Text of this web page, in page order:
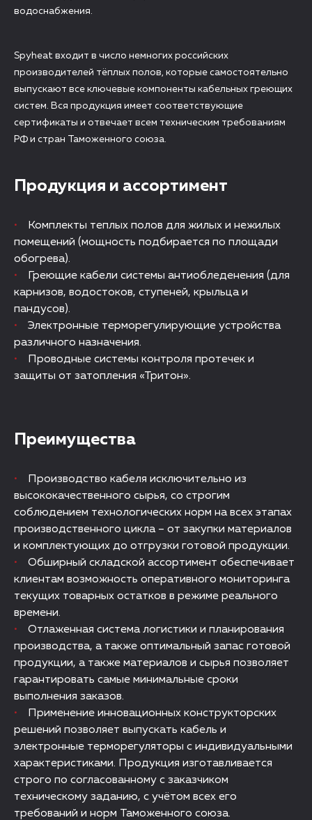
водоснабжения.
Spyheat входит в число немногих российских
производителей тёплых полов, которые самостоятельно
выпускают все ключевые компоненты кабельных греющих
систем. Вся продукция имеет соответствующие
сертификаты и отвечает всем техническим требованиям
РФ и стран Таможенного союза.
Продукция и ассортимент
Комплекты теплых полов для жилых и нежилых
помещений (мощность подбирается по площади
обогрева).
Греющие кабели системы антиобледенения (для
карнизов, водостоков, ступеней, крыльца и
пандусов).
Электронные терморегулирующие устройства
различного назначения.
Проводные системы контроля протечек и
защиты от затопления «Тритон».
Преимущества
Производство кабеля исключительно из
высококачественного сырья, со строгим
соблюдением технологических норм на всех этапах
производственного цикла – от закупки материалов
и комплектующих до отгрузки готовой продукции.
Обширный складской ассортимент обеспечивает
клиентам возможность оперативного мониторинга
текущих товарных остатков в режиме реального
времени.
Отлаженная система логистики и планирования
производства, а также оптимальный запас готовой
продукции, а также материалов и сырья позволяет
гарантировать самые минимальные сроки
выполнения заказов.
Применение инновационных конструкторских
решений позволяет выпускать кабель и
электронные терморегуляторы с индивидуальными
характеристиками. Продукция изготавливается
строго по согласованному с заказчиком
техническому заданию, с учётом всех его
требований и норм Таможенного союза.